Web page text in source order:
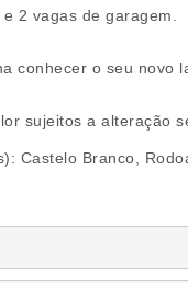
2 vagas de garagem.
conhecer o seu novo
sujeitos a alteração
Castelo Branco,